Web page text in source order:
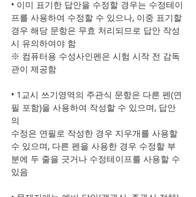
• 이미 표기한 답안을 수정할 경우는 수정테이
프를 사용하여 수정할 수 있으나, 이중 표기할
경우 해당 문항은 무효 처리되므로 답안 작성
시 유의하여야 함
※ 컴퓨터용 수성사인펜은 시험 시작 전 감독
관이 제공함
• 1교시 쓰기영역의 주관식 문항은 다른 펜(연
필 포함)을 사용하여 작성할 수 있으며, 답안
의
수정은 연필로 작성한 경우 지우개를 사용할
수 있으며, 다른 펜을 사용한 경우 수정할 부
분에 두 줄을 긋거나 수정테이프를 사용할 수
있음